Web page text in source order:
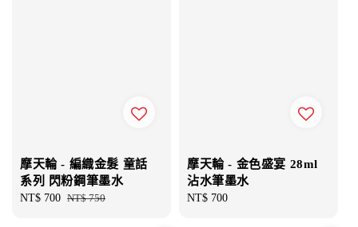
摩天輪 - 編織金髮 童話
系列 閃粉鋼筆墨水
Sale
NT$ 700 Regular
NT$ 750
摩天輪 - 金色盛宴 28ml
沾水筆墨水
Regular
NT$ 700